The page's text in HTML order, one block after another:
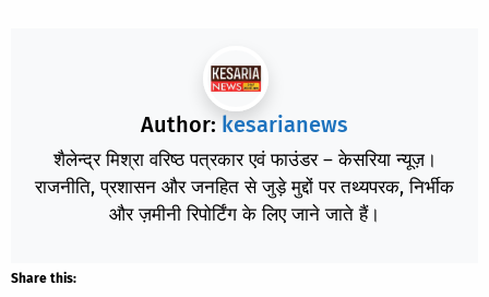
Author: kesarianews
शैलेन्द्र मिश्रा वरिष्ठ पत्रकार एवं फाउंडर – केसरिया न्यूज़।
राजनीति, प्रशासन और जनहित से जुड़े मुद्दों पर तथ्यपरक, निर्भीक
और ज़मीनी रिपोर्टिंग के लिए जाने जाते हैं।
Share this: